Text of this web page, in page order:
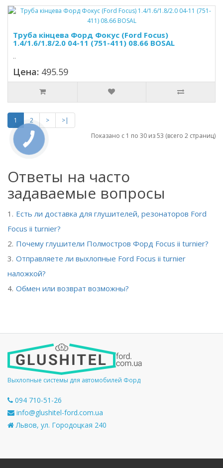
Труба кінцева Форд Фокус (Ford Focus)
1.4/1.6/1.8/2.0 04-11 (751-411) 08.66 BOSAL
..
Цена: 495.59
1 2 >
>|
Показано с 1 по 30 из 53 (всего 2 страниц)
Ответы на часто
задаваемые вопросы
Есть ли доставка для глушителей, резонаторов Ford
Focus ii turnier?
Почему глушители Полмостров Форд Focus ii turnier?
Отправляете ли выхлопные Ford Focus ii turnier
наложкой?
Обмен или возврат возможны?
Выхлопные системы для автомобилей Форд
094 710-51-26
info@glushitel-ford.com.ua
Львов, ул. Городоцкая 240